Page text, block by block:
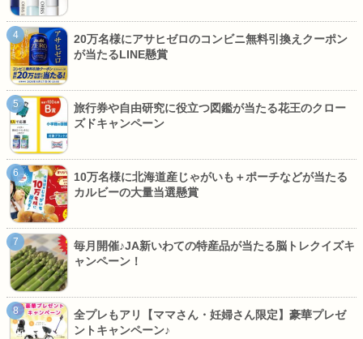
20万名様にアサヒゼロのコンビニ無料引換えクーポン
が当たるLINE懸賞
旅行券や自由研究に役立つ図鑑が当たる花王のクロー
ズドキャンペーン
10万名様に北海道産じゃがいも＋ポーチなどが当たる
カルビーの大量当選懸賞
毎月開催♪JA新いわての特産品が当たる脳トレクイズキ
ャンペーン！
全プレもアリ【ママさん・妊婦さん限定】豪華プレゼ
ントキャンペーン♪